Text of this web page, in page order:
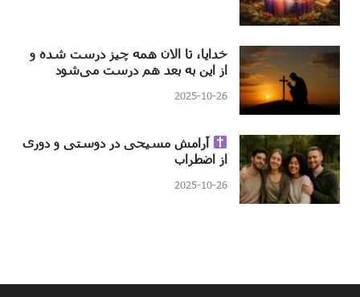
خدایا، تا الان همه چیز درست شده و
از این به بعد هم درست می‌شود
2025-10-26
آرامش مسیحی در دوستی و دوری
از اضطراب
2025-10-26